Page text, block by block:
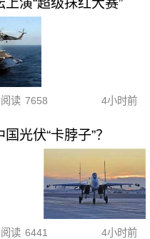
演“超级抹红大赛”
阅读 7658 4小时前
光伏“卡脖子”？
阅读 6441 4小时前